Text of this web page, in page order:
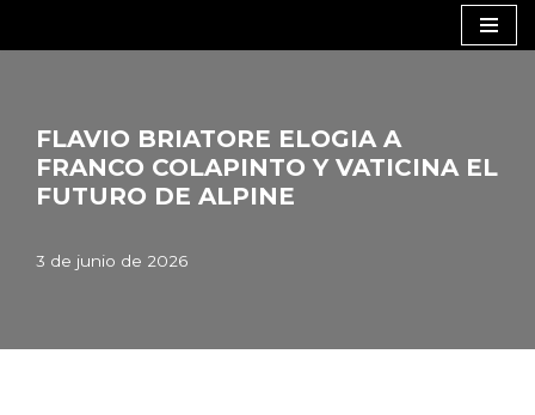
FLAVIO BRIATORE ELOGIA A
FRANCO COLAPINTO Y VATICINA EL
FUTURO DE ALPINE
3 de junio de 2026